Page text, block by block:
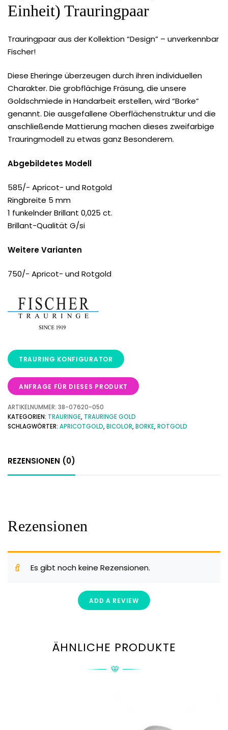
Einheit) Trauringpaar
Trauringpaar aus der Kollektion “Design” – unverkennbar
Fischer!
Diese Eheringe überzeugen durch ihren individuellen
Charakter. Die grobflächige Fräsung, die unsere
Goldschmiede in Handarbeit erstellen, wird “Borke”
genannt. Die ausgefallene Oberflächenstruktur und die
anschließende Mattierung machen dieses zweifarbige
Trauringmodell zu etwas ganz Besonderem.
Abgebildetes Modell
585/- Apricot- und Rotgold
Ringbreite 5 mm
1 funkelnder Brillant 0,025 ct.
Brillant-Qualität G/si
Weitere Varianten
750/- Apricot- und Rotgold
ANFRAGE FÜR DIESES PRODUKT
ARTIKELNUMMER: 38-07620-050
KATEGORIEN: TRAURINGE, TRAURINGE GOLD
SCHLAGWÖRTER: APRICOTGOLD,BICOLOR,BORKE,ROTGOLD
REZENSIONEN (0)
Rezensionen
Es gibt noch keine Rezensionen.
ADD A REVIEW
ÄHNLICHE PRODUKTE